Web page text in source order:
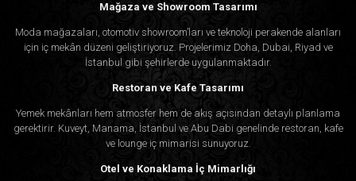
Mağaza ve Showroom Tasarımı
Moda mağazaları, otomotiv showroom’ları ve teknoloji perakende alanları
için iç mekân düzeni geliştiriyoruz. Projelerimiz Doha, Dubai, Riyad ve
İstanbul gibi şehirlerde uygulanmaktadır.
Restoran ve Kafe Tasarımı
Yemek mekânları hem atmosfer hem de akış açısından detaylı planlama
gerektirir. Kuveyt, Manama, İstanbul ve Abu Dabi genelinde restoran, kafe
ve lounge iç mimarisi sunuyoruz.
Otel ve Konaklama İç Mimarlığı